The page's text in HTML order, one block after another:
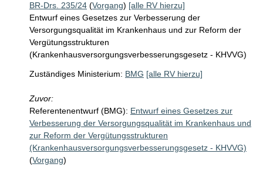
BR-Drs. 235/24 (Vorgang) [alle RV hierzu]
Entwurf eines Gesetzes zur Verbesserung der
Versorgungsqualität im Krankenhaus und zur Reform der
Vergütungsstrukturen
(Krankenhausversorgungsverbesserungsgesetz - KHVVG)
Zuständiges Ministerium: BMG [alle RV hierzu]
Zuvor:
Referentenentwurf (BMG): Entwurf eines Gesetzes zur
Verbesserung der Versorgungsqualität im Krankenhaus und
zur Reform der Vergütungsstrukturen
(Krankenhausversorgungsverbesserungsgesetz - KHVVG)
(Vorgang)